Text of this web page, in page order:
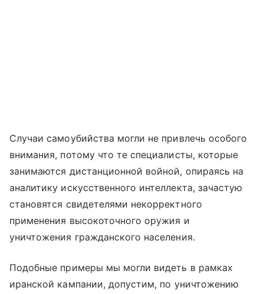
Случаи самоубийства могли не привлечь особого
внимания, потому что те специалисты, которые
занимаются дистанционной войной, опираясь на
аналитику искусственного интеллекта, зачастую
становятся свидетелями некорректного
применения высокоточного оружия и
уничтожения гражданского населения.
Подобные примеры мы могли видеть в рамках
иранской кампании, допустим, по уничтожению